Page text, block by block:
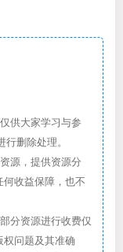
供大家学习与参
行删除处理。
源，提供资源分
收益保障，也不
分资源进行收费仅
问题及其准确